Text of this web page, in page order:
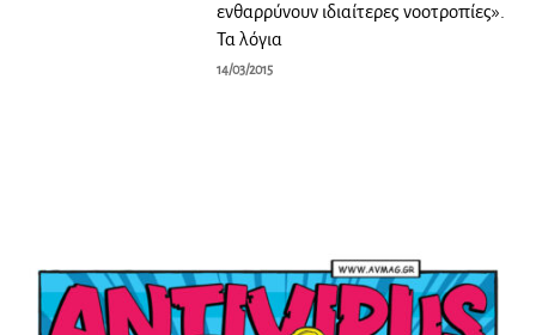
ενθαρρύνουν ιδιαίτερες νοοτροπίες».
Τα λόγια
14/03/2015